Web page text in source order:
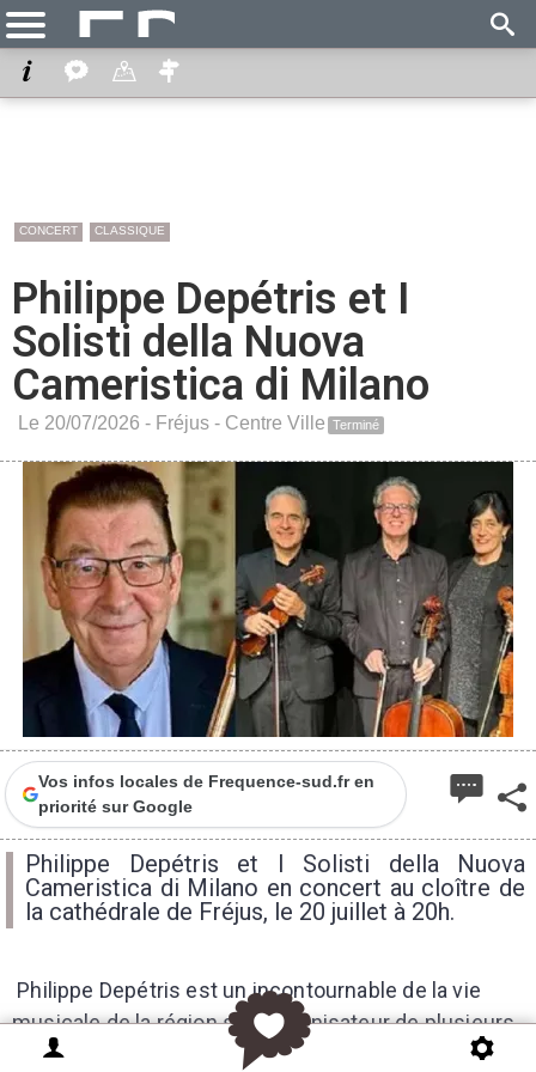
CONCERT CLASSIQUE
Philippe Depétris et I
Solisti della Nuova
Cameristica di Milano
Le 20/07/2026 - Fréjus - Centre Ville Terminé
Vos infos locales de Frequence-sud.fr en
priorité sur Google
Philippe Depétris et I Solisti della Nuova
Cameristica di Milano en concert au cloître de
la cathédrale de Fréjus, le 20 juillet à 20h.
Philippe Depétris est un incontournable de la vie
musicale de la région sud, organisateur de plusieurs
festivals et homme de médias.